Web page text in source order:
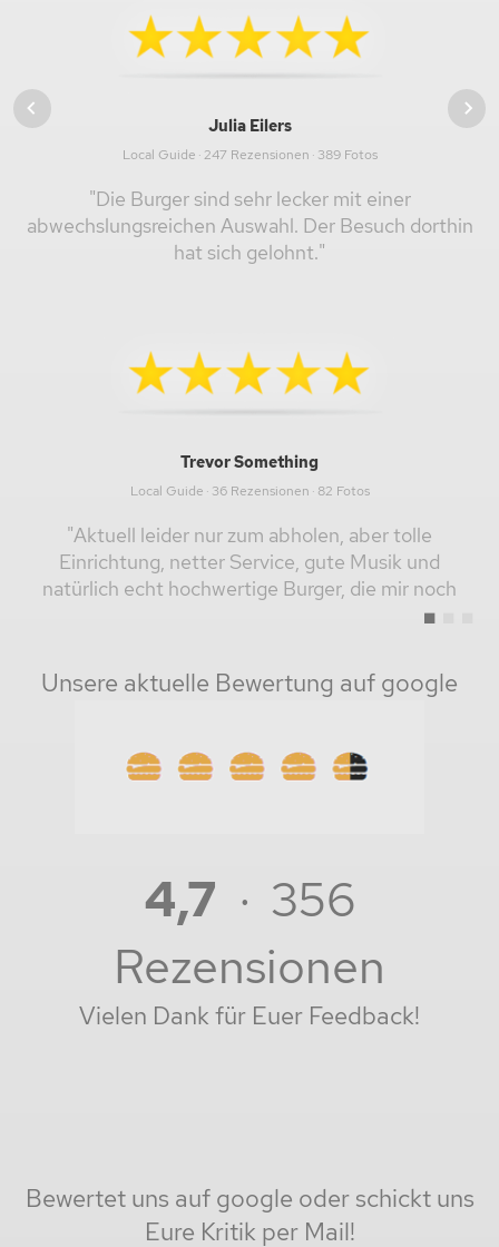
Julia Eilers
Local Guide · 247 Rezensionen · 389 Fotos
"Die Burger sind sehr lecker mit einer
abwechslungsreichen Auswahl. Der Besuch dorthin
hat sich gelohnt."
Trevor Something
Local Guide · 36 Rezensionen · 82 Fotos
"Aktuell leider nur zum abholen, aber tolle
Einrichtung, netter Service, gute Musik und
natürlich echt hochwertige Burger, die mir noch
Unsere aktuelle Bewertung auf google
4,7 · 356
Rezensionen
Vielen Dank für Euer Feedback!
Bewertet uns auf google oder schickt uns
Eure Kritik per Mail!